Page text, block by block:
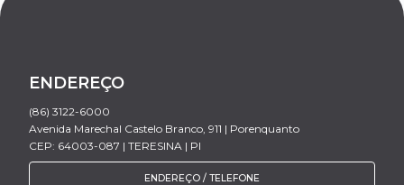
ENDEREÇO
(86) 3122-6000
Avenida Marechal Castelo Branco, 911 | Porenquanto
CEP: 64003-087 | TERESINA | PI
ENDEREÇO / TELEFONE